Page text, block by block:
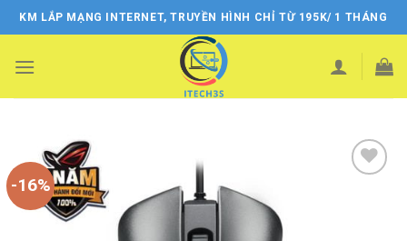
Skip
to
KM LẮP MẠNG INTERNET, TRUYỀN HÌNH CHỈ TỪ 195K/ 1 THÁNG
-16%